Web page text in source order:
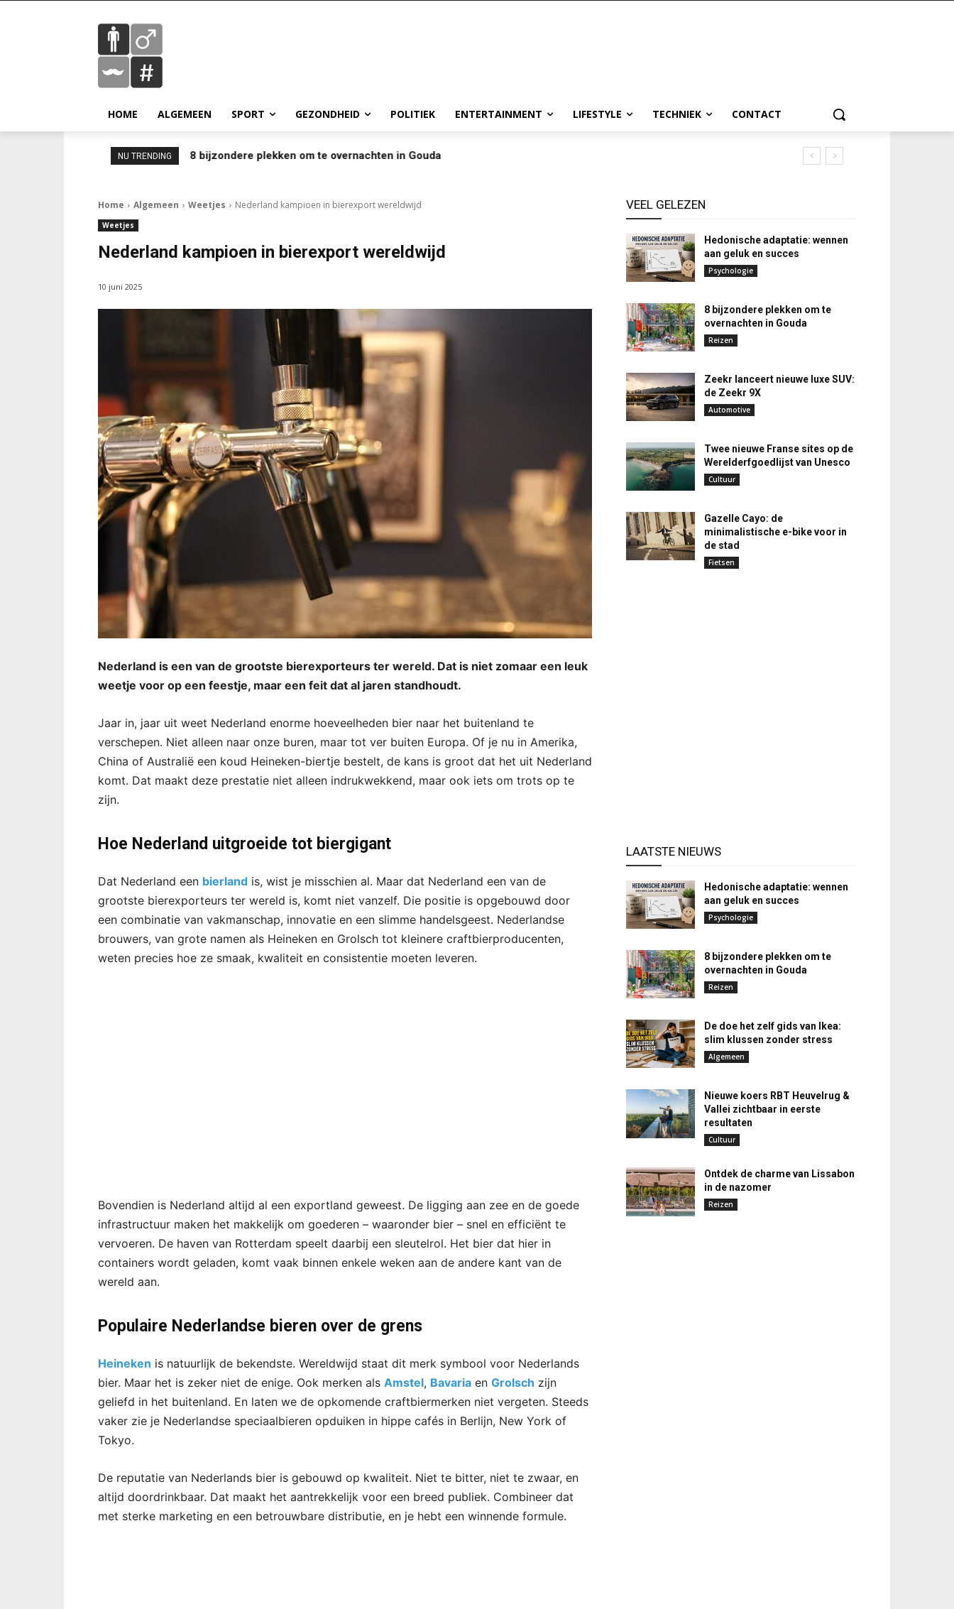
HOME ALGEMEEN SPORT GEZONDHEID POLITIEK ENTERTAINMENT LIFESTYLE TECHNIEK CONTACT
NU TRENDING 8 bijzondere plekken om te overnachten in Gouda
Home Algemeen Weetjes Nederland kampioen in bierexport wereldwijd
Weetjes
Nederland kampioen in bierexport wereldwijd
10 juni 2025
Nederland is een van de grootste bierexporteurs ter wereld. Dat is niet zomaar een leuk
weetje voor op een feestje, maar een feit dat al jaren standhoudt.
Jaar in, jaar uit weet Nederland enorme hoeveelheden bier naar het buitenland te
verschepen. Niet alleen naar onze buren, maar tot ver buiten Europa. Of je nu in Amerika,
China of Australië een koud Heineken-biertje bestelt, de kans is groot dat het uit Nederland
komt. Dat maakt deze prestatie niet alleen indrukwekkend, maar ook iets om trots op te
zijn.
Hoe Nederland uitgroeide tot biergigant
Dat Nederland een bierland is, wist je misschien al. Maar dat Nederland een van de
grootste bierexporteurs ter wereld is, komt niet vanzelf. Die positie is opgebouwd door
een combinatie van vakmanschap, innovatie en een slimme handelsgeest. Nederlandse
brouwers, van grote namen als Heineken en Grolsch tot kleinere craftbierproducenten,
weten precies hoe ze smaak, kwaliteit en consistentie moeten leveren.
Bovendien is Nederland altijd al een exportland geweest. De ligging aan zee en de goede
infrastructuur maken het makkelijk om goederen – waaronder bier – snel en efficiënt te
vervoeren. De haven van Rotterdam speelt daarbij een sleutelrol. Het bier dat hier in
containers wordt geladen, komt vaak binnen enkele weken aan de andere kant van de
wereld aan.
Populaire Nederlandse bieren over de grens
Heineken is natuurlijk de bekendste. Wereldwijd staat dit merk symbool voor Nederlands
bier. Maar het is zeker niet de enige. Ook merken als Amstel, Bavaria en Grolsch zijn
geliefd in het buitenland. En laten we de opkomende craftbiermerken niet vergeten. Steeds
vaker zie je Nederlandse speciaalbieren opduiken in hippe cafés in Berlijn, New York of
Tokyo.
De reputatie van Nederlands bier is gebouwd op kwaliteit. Niet te bitter, niet te zwaar, en
altijd doordrinkbaar. Dat maakt het aantrekkelijk voor een breed publiek. Combineer dat
met sterke marketing en een betrouwbare distributie, en je hebt een winnende formule.
VEEL GELEZEN
Hedonische adaptatie: wennen
aan geluk en succes
Psychologie
8 bijzondere plekken om te
overnachten in Gouda
Reizen
Zeekr lanceert nieuwe luxe SUV:
de Zeekr 9X
Automotive
Twee nieuwe Franse sites op de
Werelderfgoedlijst van Unesco
Cultuur
Gazelle Cayo: de
minimalistische e-bike voor in
de stad
Fietsen
LAATSTE NIEUWS
Hedonische adaptatie: wennen
aan geluk en succes
Psychologie
8 bijzondere plekken om te
overnachten in Gouda
Reizen
De doe het zelf gids van Ikea:
slim klussen zonder stress
Algemeen
Nieuwe koers RBT Heuvelrug &
Vallei zichtbaar in eerste
resultaten
Cultuur
Ontdek de charme van Lissabon
in de nazomer
Reizen